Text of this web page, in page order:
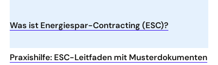
Was ist Energiespar-Contracting (ESC)?
Praxishilfe: ESC-Leitfaden mit Musterdokumenten